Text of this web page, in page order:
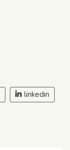
linkedin